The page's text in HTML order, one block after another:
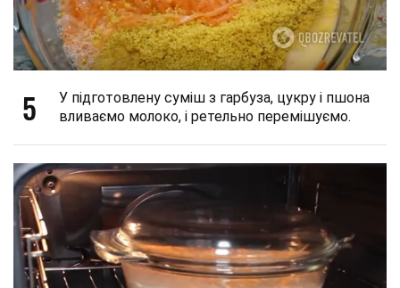
5
У підготовлену суміш з гарбуза, цукру і пшона
вливаємо молоко, і ретельно перемішуємо.